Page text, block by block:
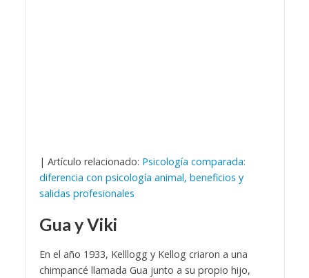
| Artículo relacionado: Psicología comparada:
diferencia con psicología animal, beneficios y
salidas profesionales
Gua y Viki
En el año 1933, Kelllogg y Kellog criaron a una
chimpancé llamada Gua junto a su propio hijo,